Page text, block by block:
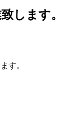
します。
す。